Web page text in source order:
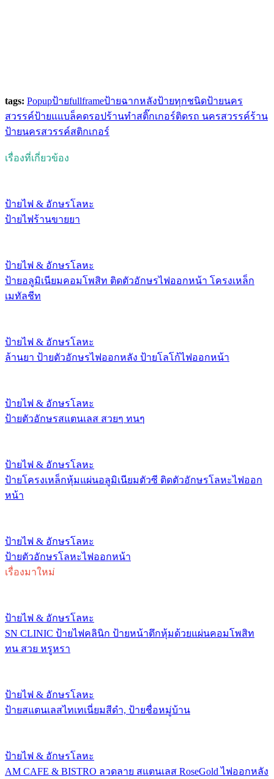
tags: Popupป้ายfullframeป้ายฉากหลังป้ายทุกชนิดป้ายนคร
สวรรค์ป้ายแแบล็คดรอปร้านทําสติ๊กเกอร์ติดรถ นครสวรรค์ร้าน
ป้ายนครสวรรค์สติกเกอร์
เรื่องที่เกี่ยวข้อง
ป้ายไฟ & อักษรโลหะ
ป้ายไฟร้านขายยา
ป้ายไฟ & อักษรโลหะ
ป้ายอลูมิเนียมคอมโพสิท ติดตัวอักษรไฟออกหน้า โครงเหล็ก
เมทัลชีท
ป้ายไฟ & อักษรโลหะ
ล้านยา ป้ายตัวอักษรไฟออกหลัง ป้ายโลโก้ไฟออกหน้า
ป้ายไฟ & อักษรโลหะ
ป้ายตัวอักษรสแตนเลส สวยๆ ทนๆ
ป้ายไฟ & อักษรโลหะ
ป้ายโครงเหล็กหุ้มแผ่นอลูมิเนียมตัวซี ติดตัวอักษรโลหะไฟออก
หน้า
ป้ายไฟ & อักษรโลหะ
ป้ายตัวอักษรโลหะไฟออกหน้า
เรื่องมาใหม่
ป้ายไฟ & อักษรโลหะ
SN CLINIC ป้ายไฟคลินิก ป้ายหน้าตึกหุ้มด้วยแผ่นคอมโพสิท
ทน สวย หรูหรา
ป้ายไฟ & อักษรโลหะ
ป้ายสแตนเลสไทเทเนี่ยมสีดำ, ป้ายชื่อหมู่บ้าน
ป้ายไฟ & อักษรโลหะ
AM CAFE & BISTRO ลวดลาย สแตนเลส RoseGold ไฟออกหลัง